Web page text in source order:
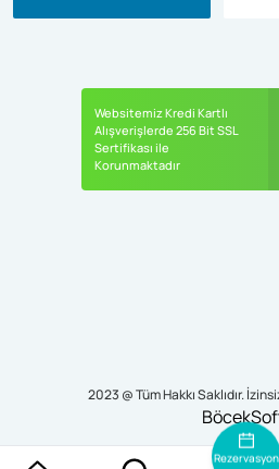
Rezervasyon
Websitemiz Kredi Kartlı
Alışverişlerde 256 Bit SSL
Sertifikası ile
Korunmaktadır
2023 @ Tüm Hakkı Saklıdır.